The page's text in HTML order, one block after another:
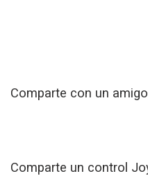
Comparte con un amigo
Comparte un control